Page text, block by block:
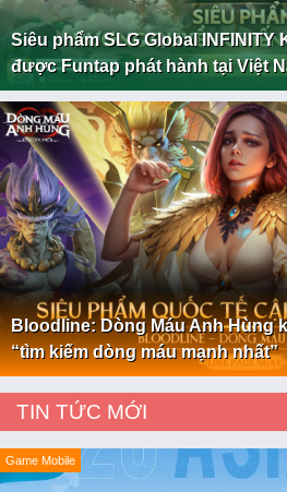
Siêu phẩm SLG Global INFINITY
được Funtap phát hành tại Việt
Bloodline: Dòng Máu Anh Hùng
“tìm kiếm dòng máu mạnh nhất”
TIN TỨC MỚI
Game Mobile